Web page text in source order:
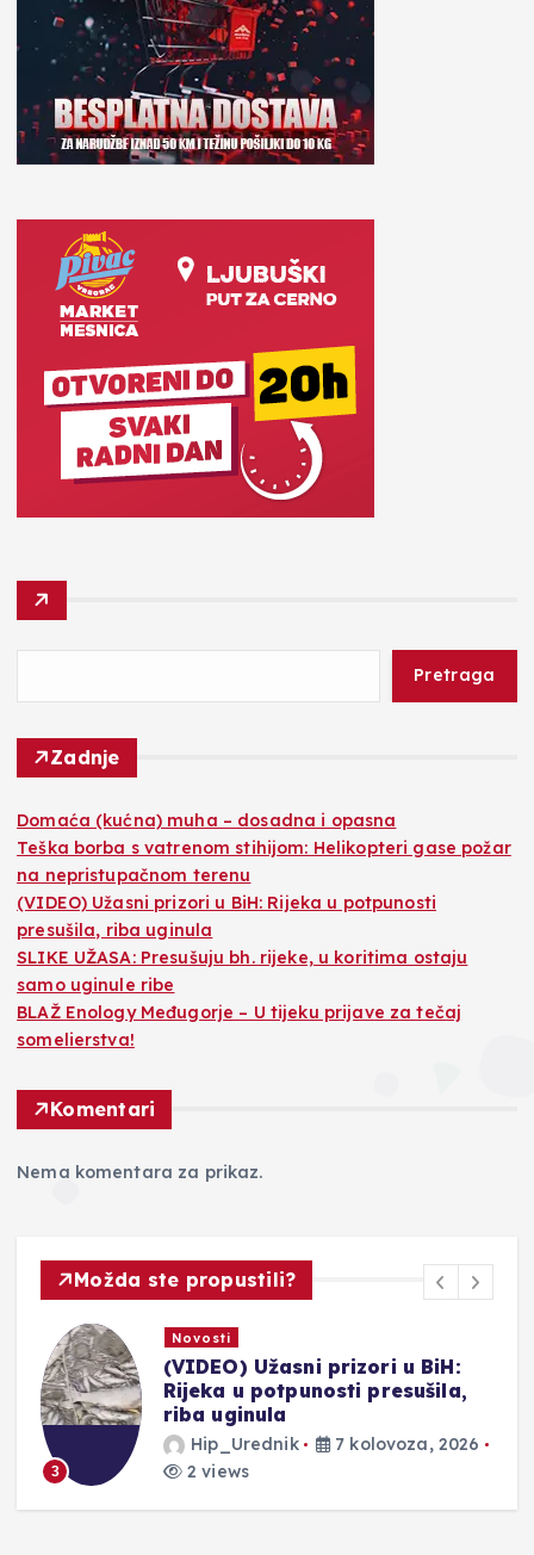
Pretraga
Zadnje
Domaća (kućna) muha – dosadna i opasna
Teška borba s vatrenom stihijom: Helikopteri gase požar
na nepristupačnom terenu
(VIDEO) Užasni prizori u BiH: Rijeka u potpunosti
presušila, riba uginula
SLIKE UŽASA: Presušuju bh. rijeke, u koritima ostaju
samo uginule ribe
BLAŽ Enology Međugorje – U tijeku prijave za tečaj
somelierstva!
Komentari
Nema komentara za prikaz.
Možda ste propustili?
4
Novosti
SLIKE UŽASA: Presušuju bh.
rijeke, u koritima ostaju samo
uginule ribe
Hip_Urednik
7 kolovoza, 2026
2 views